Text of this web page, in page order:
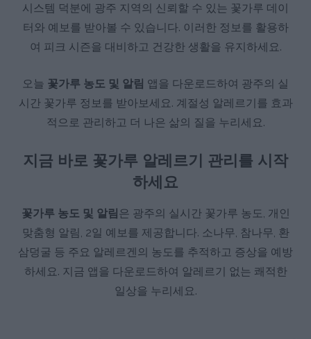
시스템 덕분에 광주 지역의 신뢰할 수 있는 꽃가루 데이
터와 예보를 받아볼 수 있습니다. 이러한 정보를 활용하
여 피크 시즌을 대비하고 건강한 생활을 유지하세요.
오늘 꽃가루 농도 및 알림 앱을 다운로드하여 광주의 실
시간 꽃가루 정보를 받아보세요. 계절성 알레르기를 효과
적으로 관리하고 더 나은 삶의 질을 누리세요.
지금 바로 꽃가루 알레르기 관리를 시작
하세요
꽃가루 농도 및 알림 은 광주의 실시간 꽃가루 농도, 개인
맞춤형 알림, 2일 예보를 제공합니다. 소나무, 참나무, 환
삼덩굴 등 주요 알레르겐의 농도를 추적하고 증상을 예방
하세요. 지금 앱을 다운로드하여 알레르기 없는 쾌적한
일상을 누리세요.